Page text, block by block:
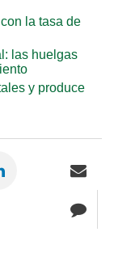
la tasa de
las huelgas
y produce